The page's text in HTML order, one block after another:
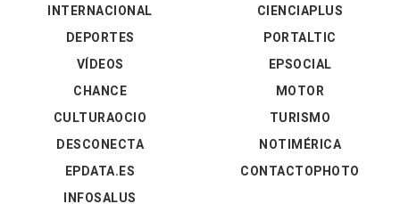
INTERNACIONAL
DEPORTES
VÍDEOS
CIENCIAPLUS
PORTALTIC
EPSOCIAL
CHANCE
CULTURAOCIO
DESCONECTA
EPDATA.ES
INFOSALUS
MOTOR
TURISMO
NOTIMÉRICA
CONTACTOPHOTO